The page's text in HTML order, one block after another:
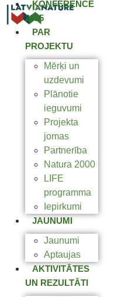
KONFERENCE
2025
PAR
PROJEKTU
Mērķi un
uzdevumi
Plānotie
ieguvumi
Projekta
jomas
Partnerība
Natura 2000
LIFE
programma
Iepirkumi
JAUNUMI
Jaunumi
Aptaujas
AKTIVITĀTES
UN REZULTĀTI